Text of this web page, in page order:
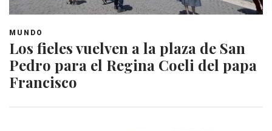
MUNDO
Los fieles vuelven a la plaza de San
Pedro para el Regina Coeli del papa
Francisco